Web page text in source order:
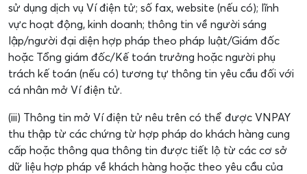
sử dụng dịch vụ Ví điện tử; số fax, website (nếu có); lĩnh
vực hoạt động, kinh doanh; thông tin về người sáng
lập/người đại diện hợp pháp theo pháp luật/Giám đốc
hoặc Tổng giám đốc/Kế toán trưởng hoặc người phụ
trách kế toán (nếu có) tương tự thông tin yêu cầu đối với
cá nhân mở Ví điện tử.
(iii) Thông tin mở Ví điện tử nêu trên có thể được VNPAY
thu thập từ các chứng từ hợp pháp do khách hàng cung
cấp hoặc thông qua thông tin được tiết lộ từ các cơ sở
dữ liệu hợp pháp về khách hàng hoặc theo yêu cầu của